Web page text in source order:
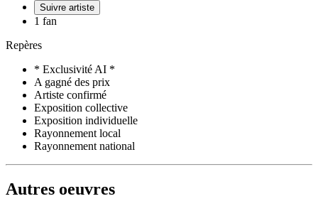
Suivre artiste
1 fan
Repères
* Exclusivité AI *
A gagné des prix
Artiste confirmé
Exposition collective
Exposition individuelle
Rayonnement local
Rayonnement national
Autres oeuvres